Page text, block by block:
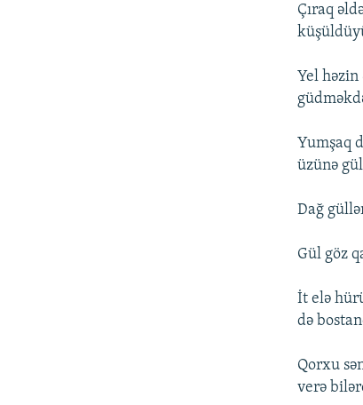
Çıraq
Yel
Yumşaq
üzünə
Dağ
Gül göz
İt elə
də
Qorxu
verə